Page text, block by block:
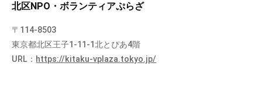
北区NPO・ボランティアぷらざ
〒114-8503
東京都北区王子1-11-1北とぴあ4階
URL： https://kitaku-vplaza.tokyo.jp/